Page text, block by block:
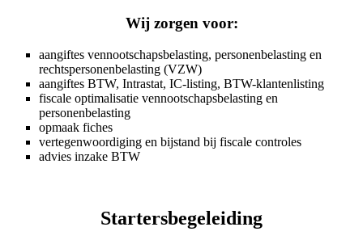
Wij zorgen voor:
aangiftes vennootschapsbelasting, personenbelasting en
rechtspersonenbelasting (VZW)
aangiftes BTW, Intrastat, IC-listing, BTW-klantenlisting
fiscale optimalisatie vennootschapsbelasting en
personenbelasting
opmaak fiches
vertegenwoordiging en bijstand bij fiscale controles
advies inzake BTW
Startersbegeleiding